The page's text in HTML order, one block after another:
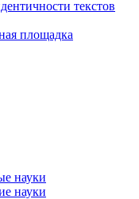
текстов
площадка
науки
науки